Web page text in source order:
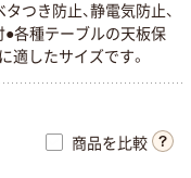
タつき防止、静電気防止、
●各種テーブルの天板保
適したサイズです。
商品を比較